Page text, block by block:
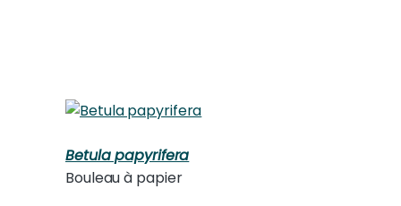
Betula papyrifera
Bouleau à papier